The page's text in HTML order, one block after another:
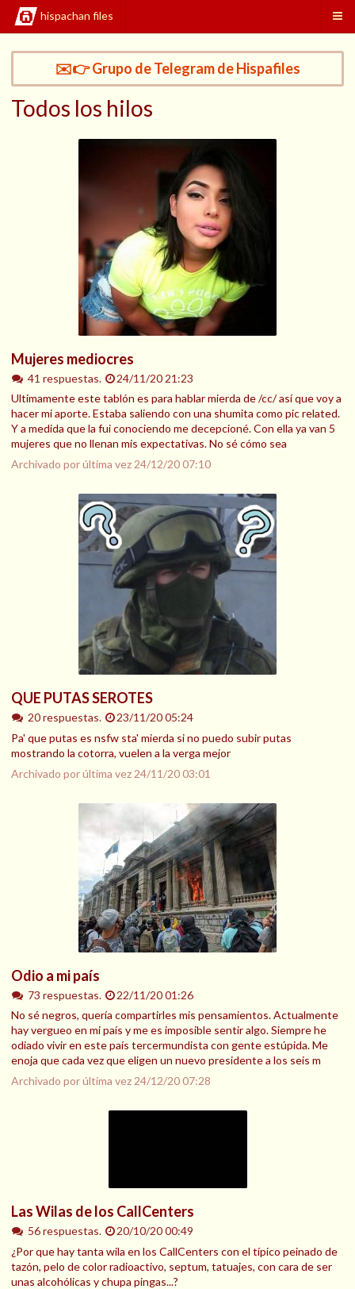
hispachan files
✉️👉 Grupo de Telegram de Hispafiles
Todos los hilos
Mujeres mediocres
41 respuestas.
24/11/20 21:23
Ultimamente este tablón es para hablar mierda de /cc/ así que voy a
hacer mi aporte. Estaba saliendo con una shumita como pic related.
Y a medida que la fui conociendo me decepcioné. Con ella ya van 5
mujeres que no llenan mis expectativas. No sé cómo sea
Archivado por última vez 24/12/20 07:10
QUE PUTAS SEROTES
20 respuestas.
23/11/20 05:24
Pa' que putas es nsfw sta' mierda si no puedo subir putas
mostrando la cotorra, vuelen a la verga mejor
Archivado por última vez 24/11/20 03:01
Odio a mi país
73 respuestas.
22/11/20 01:26
No sé negros, quería compartirles mis pensamientos. Actualmente
hay vergueo en mi país y me es imposible sentir algo. Siempre he
odiado vivir en este país tercermundista con gente estúpida. Me
enoja que cada vez que eligen un nuevo presidente a los seis m
Archivado por última vez 24/12/20 07:28
Las Wilas de los CallCenters
56 respuestas.
20/10/20 00:49
¿Por que hay tanta wila en los CallCenters con el típico peinado de
tazón, pelo de color radioactivo, septum, tatuajes, con cara de ser
unas alcohólicas y chupa pingas...?